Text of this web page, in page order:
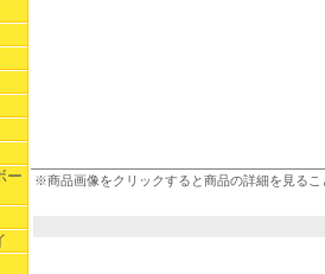
ー
※商品画像をクリックすると商品の詳細を見るこ